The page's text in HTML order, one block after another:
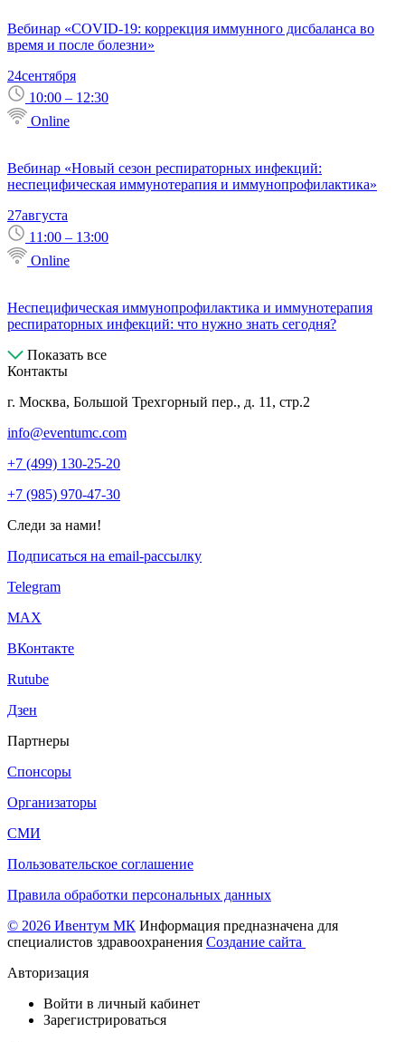
Вебинар «COVID-19: коррекция иммунного дисбаланса во
время и после болезни»
24сентября
10:00 – 12:30
Online
Вебинар «Новый сезон респираторных инфекций:
неспецифическая иммунотерапия и иммунопрофилактика»
27августа
11:00 – 13:00
Online
Неспецифическая иммунопрофилактика и иммунотерапия
респираторных инфекций: что нужно знать сегодня?
Показать все
Контакты
г. Москва, Большой Трехгорный пер., д. 11, стр.2
info@eventumc.com
+7 (499) 130-25-20
+7 (985) 970-47-30
Следи за нами!
Подписаться на email-рассылку
Telegram
МАХ
ВКонтакте
Rutube
Дзен
Партнеры
Спонсоры
Организаторы
СМИ
Пользовательское соглашение
Правила обработки персональных данных
© 2026 Ивентум МК Информация предназначена для
специалистов здравоохранения Создание сайта
Авторизация
Войти в личный кабинет
Зарегистрироваться